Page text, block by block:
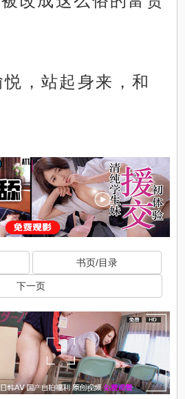
，站起身来，和
书页/目录
下一页